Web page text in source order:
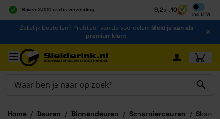
Boven 2.000 gratis verzending
Al 40 jaar dé specialist
Alles onder één dak
9,2uit10
Incl BTW
Inclusief
Ga naar de inhoud
Zakelijk bestellen? Profiteer van de voordelen! Meld je aan als
premium klant
Ga naar hoofdinhoud
Home / Deuren / Binnendeuren / Scharnierdeuren /